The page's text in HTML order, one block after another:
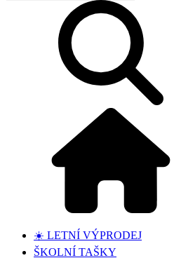
☀️ LETNÍ VÝPRODEJ
ŠKOLNÍ TAŠKY